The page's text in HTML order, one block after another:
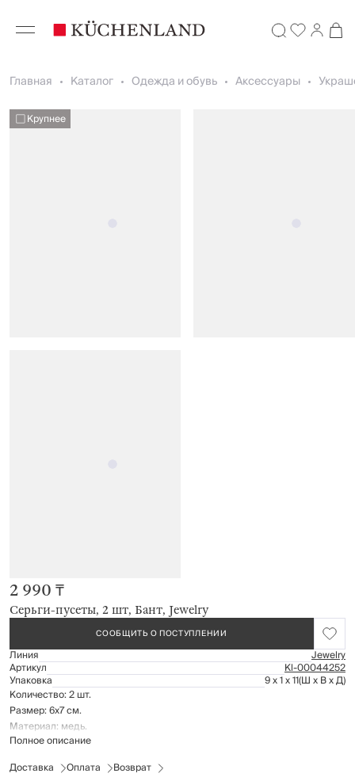
Главная Каталог Одежда и обувь Аксессуары
Крупнее
Серьги-пусеты, 2 шт, Бант, Jewelry
2 990 ₸
СООБЩИТЬ О ПОСТУПЛЕНИИ
Линия Jewelry
Артикул Kl-00044252
Упаковка 9 x 1 x 11(Ш x В x Д)
Количество: 2 шт.
Размер: 6х7 см.
Материал: медь.
Полное описание
Доставка
Оплата Возврат